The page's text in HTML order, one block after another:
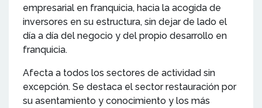
empresarial en franquicia, hacia la acogida de
inversores en su estructura, sin dejar de lado el
día a día del negocio y del propio desarrollo en
franquicia.
Afecta a todos los sectores de actividad sin
excepción. Se destaca el sector restauración por
su asentamiento y conocimiento y los más